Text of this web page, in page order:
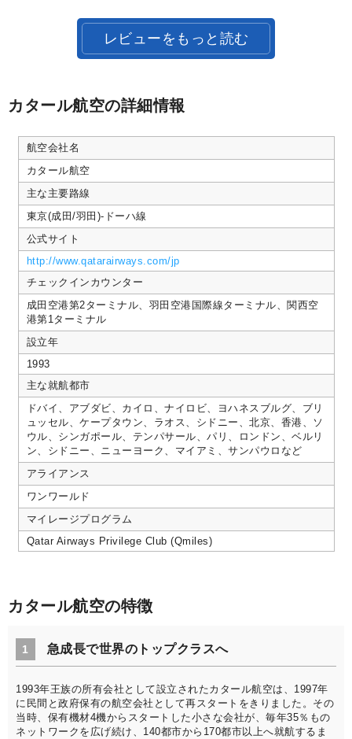
ト
の
ん
中
で
し
た。
隣
の
席
の
男
性
常
に
身
体
が
大
き
く、
様
on
21
Dec
レビューをもっと読む
カタール航空の詳細情報
航空会社名
カタール航空
主な主要路線
東京(成田/羽田)-ドーハ線
公式サイト
http://www.qatarairways.com/jp
チェックインカウンター
成田空港第2ターミナル、羽田空港国際線ターミナル、関西空
港第1ターミナル
設立年
1993
主な就航都市
ドバイ、アブダビ、カイロ、ナイロビ、ヨハネスブルグ、ブリ
ュッセル、ケープタウン、ラオス、シドニー、北京、香港、ソ
ウル、シンガポール、テンパサール、パリ、ロンドン、ベルリ
ン、シドニー、ニューヨーク、マイアミ、サンパウロなど
アライアンス
ワンワールド
マイレージプログラム
Qatar Airways Privilege Club (Qmiles)
カタール航空の特徴
1 急成長で世界のトップクラスへ
1993年王族の所有会社として設立されたカタール航空は、1997年
に民間と政府保有の航空会社として再スタートをきりました。その
当時、保有機材4機からスタートした小さな会社が、毎年35％もの
ネットワークを広げ続け、140都市から170都市以上へ就航するま